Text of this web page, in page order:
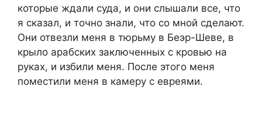
которые ждали суда, и они слышали все, что
я сказал, и точно знали, что со мной сделают.
Они отвезли меня в тюрьму в Беэр-Шеве, в
крыло арабских заключенных с кровью на
руках, и избили меня. После этого меня
поместили меня в камеру с евреями.